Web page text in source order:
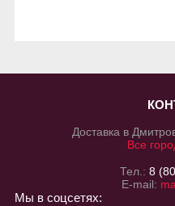
Доставка в
Все
Тел.: 8
E-mail:
Мы в соцсетях: